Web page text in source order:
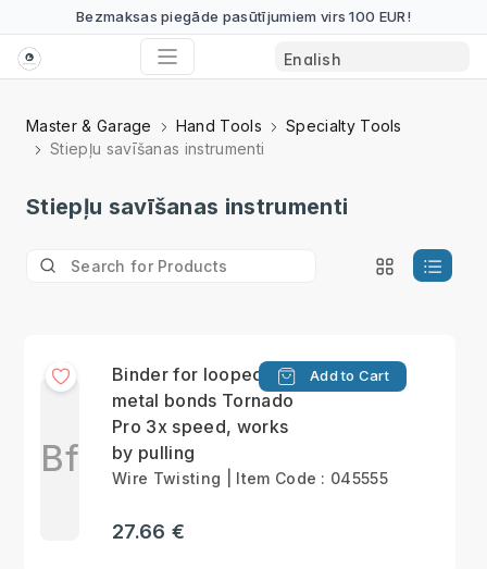
Bezmaksas piegāde pasūtījumiem virs 100 EUR!
Master & Garage Hand Tools
Specialty Tools
Stiepļu savīšanas instrumenti
Stiepļu savīšanas instrumenti
Bf
Binder for looped
metal bonds Tornado
Pro 3x speed, works
by pulling
Add to Cart
Wire Twisting | Item Code : 045555
27.66 €